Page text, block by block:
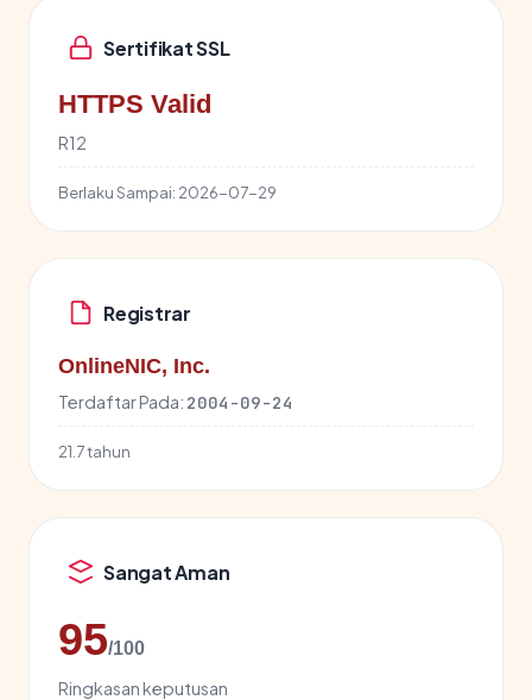
Sertifikat SSL
HTTPS Valid
R12
Berlaku Sampai: 2026-07-29
Registrar
OnlineNIC, Inc.
Terdaftar Pada: 2004-09-24
21.7 tahun
Sangat Aman
95/100
Ringkasan keputusan